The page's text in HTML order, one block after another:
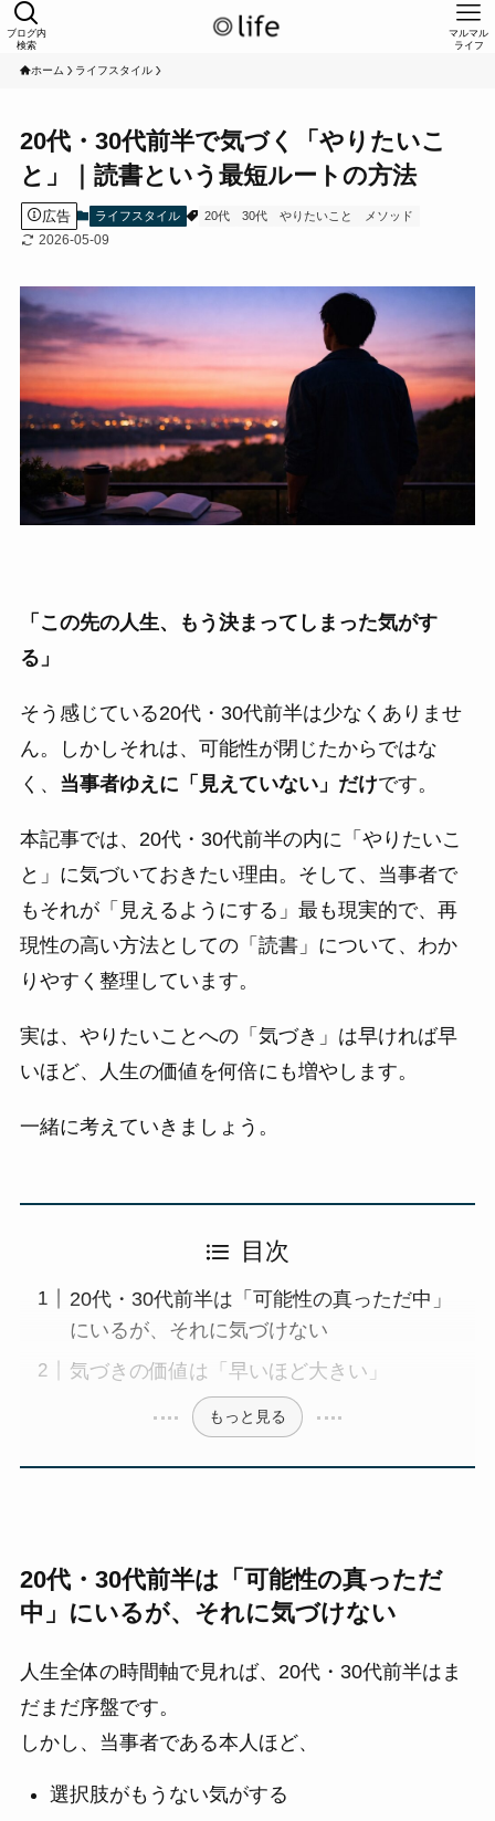
ブログ内
検索
マルマル
ライフ
ホーム ライフスタイル
20代・30代前半で気づく「やりたいこ
と」｜読書という最短ルートの方法
広告 ライフスタイル 20代 30代 やりたいこと メソッド
2026-05-09
「この先の人生、もう決まってしまった気がす
る」
そう感じている20代・30代前半は少なくありませ
ん。しかしそれは、可能性が閉じたからではな
く、 当事者ゆえに「見えていない」だけです。
本記事では、20代・30代前半の内に「やりたいこ
と」に気づいておきたい理由。そして、当事者で
もそれが「見えるようにする」最も現実的で、再
現性の高い方法としての「読書」について、わか
りやすく整理しています。
実は、やりたいことへの「気づき」は早ければ早
いほど、人生の価値を何倍にも増やします。
一緒に考えていきましょう。
目次
20代・30代前半は「可能性の真っただ中」
にいるが、それに気づけない
気づきの価値は「早いほど大きい」
もっと見る
20代・30代前半は「可能性の真っただ
中」にいるが、それに気づけない
人生全体の時間軸で見れば、20代・30代前半はま
だまだ序盤です。
しかし、当事者である本人ほど、
選択肢がもうない気がする